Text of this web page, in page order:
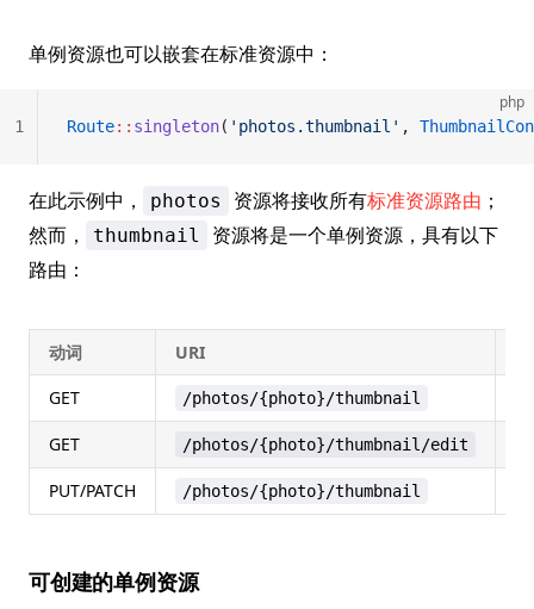
单例资源也可以嵌套在标准资源中：
php
Route:: singleton( 'photos.thumbnail' ,
1
在此示例中， photos 资源将接收所有标准资源路由 ；
然而，
thumbnail
资源将是一个单例资源，具有以下
路由：
动词 URI
GET
/photos/{photo}/thumbnail
GET /photos/{photo}/thumbnail/edit
PUT/PATCH /photos/{photo}/thumbnail
可创建的单例资源